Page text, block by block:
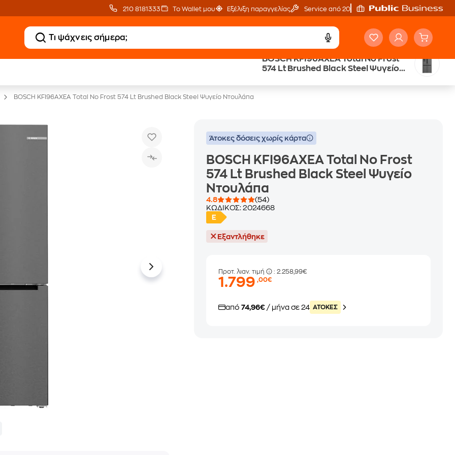
210 8181333 Το Wallet μου Εξέλιξη παραγγελίας Service από 20'
BOSCH KFI96AXEA Total No Frost
574 Lt Brushed Black Steel Ψυγείο
Public επιστροφή €
BOSCH KFI96AXEA Total No Frost 574 Lt Brushed Black Steel Ψυγείο Ντουλάπα
Άτοκες δόσεις χωρίς κάρτα
BOSCH KFI96AXEA Total No Frost
574 Lt Brushed Black Steel Ψυγείο
Ντουλάπα
4.8
(54)
ΚΩΔΙΚΟΣ:2024668
Εξαντλήθηκε
Προτ. λιαν. τιμή : 2.258,99€
1.799,00€
από74,96€ / μήνα σε 24 ATOKEΣ